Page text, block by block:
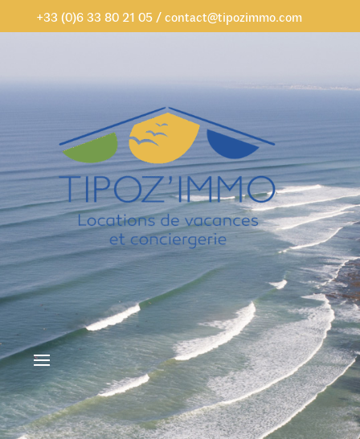
+33 (0)6 33 80 21 05/contact@tipozimmo.com